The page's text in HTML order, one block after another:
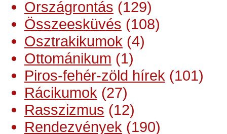
Országrontás (129)
Összeesküvés (108)
Osztrakikumok (4)
Ottománikum (1)
Piros-fehér-zöld hírek (101)
Rácikumok (27)
Rasszizmus (12)
Rendezvények (190)